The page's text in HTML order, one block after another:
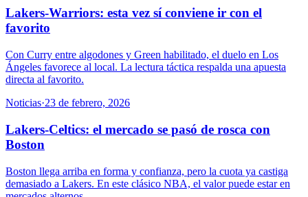
Lakers-Warriors: esta vez sí conviene ir con el
favorito
Con Curry entre algodones y Green habilitado, el duelo en Los
Ángeles favorece al local. La lectura táctica respalda una apuesta
directa al favorito.
Noticias·23 de febrero, 2026
Lakers-Celtics: el mercado se pasó de rosca con
Boston
Boston llega arriba en forma y confianza, pero la cuota ya castiga
demasiado a Lakers. En este clásico NBA, el valor puede estar en